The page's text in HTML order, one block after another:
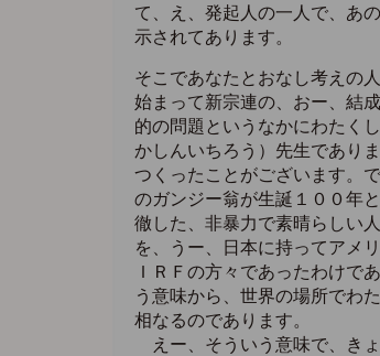
て、え、発起人の一人で、あ
示されてあります。
そこであなたとおなし考えの
始まって新宗連の、おー、結
的の問題というなかにわたく
かしんいちろう）先生であり
つくったことがございます。
のガンジー翁が生誕１００年
徹した、非暴力で素晴らしい
を、うー、日本に持ってアメ
ＩＲＦの方々であったわけで
う意味から、世界の場所でわ
相なるのであります。
えー、そういう意味で、き